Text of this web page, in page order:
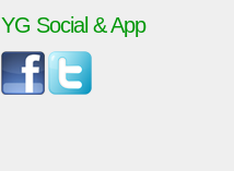
YG Social & App